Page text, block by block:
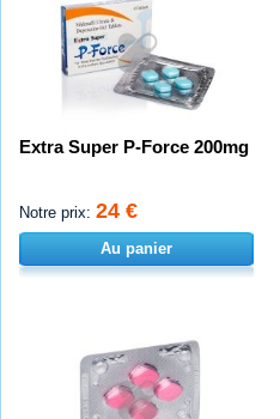
Extra Super P-Force 200mg
Notre prix: 24 €
Au panier